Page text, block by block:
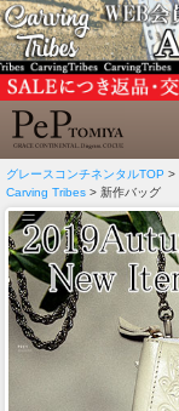
グレースコンチネンタルTOP >
Carving Tribes > 新作バッグ